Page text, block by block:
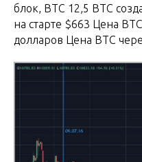
блок, BTC 12,5 BTC
на старте $663 Цена
долларов Цена BTC